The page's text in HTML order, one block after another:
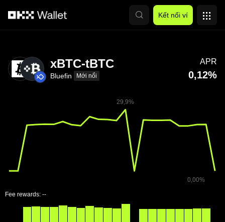
Kết nối ví
xBTC-tBTC
Bluefin Mới nổi
APR
0,12%
Fee rewards: --